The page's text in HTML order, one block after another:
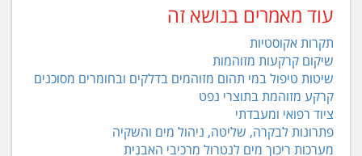
עוד מאמרים בנושא זה
תקרות אקוסטיות
שיקום קרקעות מזוהמות
שיטות טיפול במי תהום מזוהמים בדלקים ובחומרים מסוכנים
קרקע מזוהמת בתוצרי נפט
ציוד רפואי ומעבדתי
פתרונות לבקרה, שליטה, ניהול מים והשקיה
מערכות ריכוך מים לנטרול מרכיבי האבנית